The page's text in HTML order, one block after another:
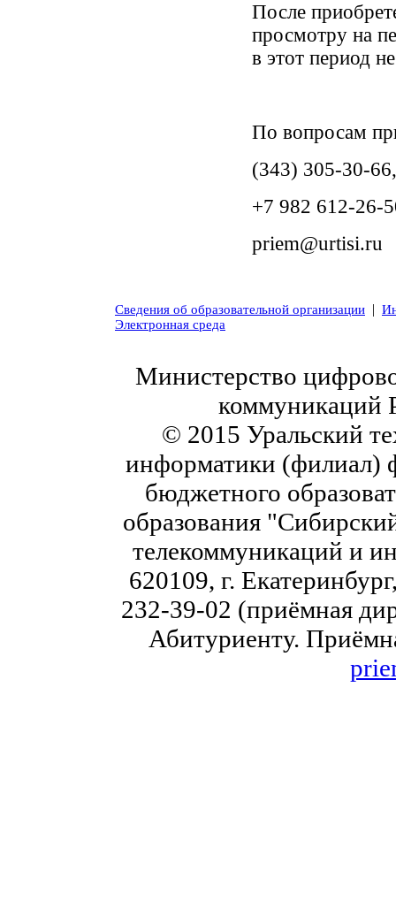
После
просмотру на
в этот период
По вопросам
(343) 305-30-
+7 982 612-26-
priem@urtisi.ru
Сведения об образовательной организации |
Электронная среда
Министерство
коммуникаций
© 2015 Уральский
информатики (филиал)
бюджетного
образования
телекоммуникаций и
620109, г.
232-39-02 (приёмная
Абитуриенту.